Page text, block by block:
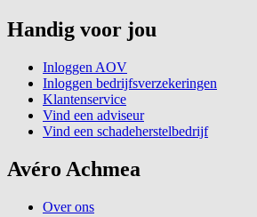
Handig voor jou
Inloggen AOV
Inloggen bedrijfsverzekeringen
Klantenservice
Vind een adviseur
Vind een schadeherstelbedrijf
Avéro Achmea
Over ons